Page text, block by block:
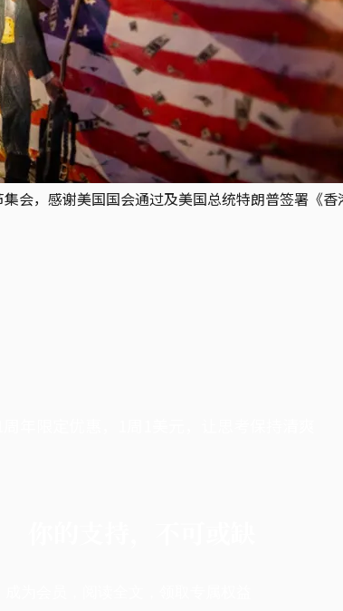
会，感谢美国国会通过及美国总统特朗普签署《